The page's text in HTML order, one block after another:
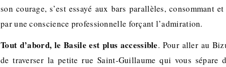
son courage, s’est essayé aux bars parallèles, consommant
par une conscience professionnelle forçant l’admiration.
Tout d’abord, le Basile est plus accessible. Pour aller au
de traverser la petite rue Saint-Guillaume qui vous